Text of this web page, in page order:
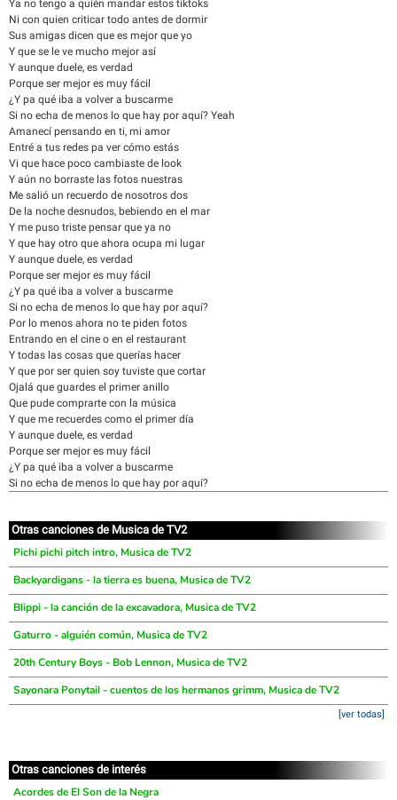
Ya no tengo a quién mandar estos tiktoks
Ni con quien criticar todo antes de dormir
Sus amigas dicen que es mejor que yo
Y que se le ve mucho mejor así
Y aunque duele, es verdad
Porque ser mejor es muy fácil
¿Y pa qué iba a volver a buscarme
Si no echa de menos lo que hay por aquí? Yeah
Amanecí pensando en ti, mi amor
Entré a tus redes pa ver cómo estás
Vi que hace poco cambiaste de look
Y aún no borraste las fotos nuestras
Me salió un recuerdo de nosotros dos
De la noche desnudos, bebiendo en el mar
Y me puso triste pensar que ya no
Y que hay otro que ahora ocupa mi lugar
Y aunque duele, es verdad
Porque ser mejor es muy fácil
¿Y pa qué iba a volver a buscarme
Si no echa de menos lo que hay por aquí?
Por lo menos ahora no te piden fotos
Entrando en el cine o en el restaurant
Y todas las cosas que querías hacer
Y que por ser quien soy tuviste que cortar
Ojalá que guardes el primer anillo
Que pude comprarte con la música
Y que me recuerdes como el primer día
Y aunque duele, es verdad
Porque ser mejor es muy fácil
¿Y pa qué iba a volver a buscarme
Si no echa de menos lo que hay por aquí?
Otras canciones de Musica de TV2
Pichi pichi pitch intro, Musica de TV2
Backyardigans - la tierra es buena, Musica de TV2
Blippi - la canción de la excavadora, Musica de TV2
Gaturro - alguién común, Musica de TV2
20th Century Boys - Bob Lennon, Musica de TV2
Sayonara Ponytail - cuentos de los hermanos grimm, Musica de TV2
[ver todas]
Otras canciones de interés
Acordes de El Son de la Negra